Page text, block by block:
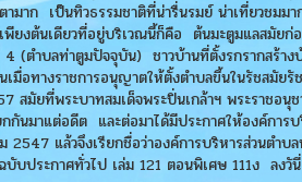
าก เป็นทิวธรรมชาติที่น่ารื่นรมย์ น่าเที่ยวชมม
ยงต้นเดียวที่อยู่บริเวณนี้ก็คือ ต้นมะตูมแลสมัย
บลท่าตูมปัจจุบัน) ชาวบ้านที่ตั้งรกรากสร้างบ้
มื่อทางราชการอนุญาตให้ตั้งตำบลขึ้นในรัชส
ยที่พระบาทสมเด็จพระปิ่นเกล้าฯ พระราชอนุ
กันมาแต่อดีต และต่อมาได้มีประกาศให้องค์กา
2547 แล้วจึงเรียกชื่อว่าองค์การบริหารส่วน
บประกาศทั่วไป เล่ม 121 ตอนพิเศษ 111ง ลง